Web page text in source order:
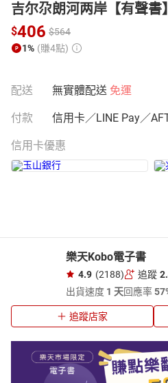
吉尔尕朗河两岸【有聲書】
$406 $564
1% (賺4點)
配送 無實體配送 免運
付款 信用卡／LINE Pay／
信用卡優惠
樂天Kobo電子書
4.9 (2188) 追蹤
出貨速度 1 天回應率
追蹤店家